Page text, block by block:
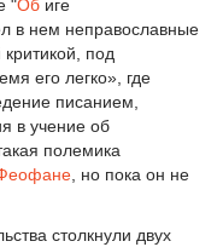
"Об иге
в нем неправославные
под
его легко», где
писанием,
в учение об
полемика
, но пока он не
столкнули двух